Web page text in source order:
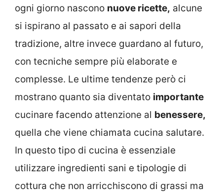
ogni giorno nascono nuove ricette, alcune
si ispirano al passato e ai sapori della
tradizione, altre invece guardano al futuro,
con tecniche sempre più elaborate e
complesse. Le ultime tendenze però ci
mostrano quanto sia diventato importante
cucinare facendo attenzione al benessere,
quella che viene chiamata cucina salutare.
In questo tipo di cucina è essenziale
utilizzare ingredienti sani e tipologie di
cottura che non arricchiscono di grassi ma